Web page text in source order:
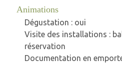
Animations
Dégustation : oui
Visite des installations :
réservation
Documentation en